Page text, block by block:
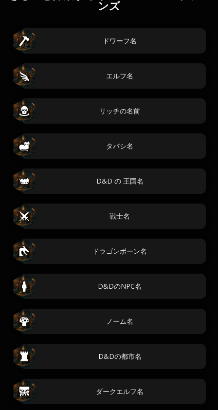
ンズ
ドワーフ名
エルフ名
リッチの名前
タバシ名
D&D の 王国名
戦士名
ドラゴンボーン名
D&DのNPC名
ノーム名
D&Dの都市名
ダークエルフ名